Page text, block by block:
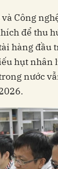
Công
để thu
hàng đầu
hụt nhân
nước